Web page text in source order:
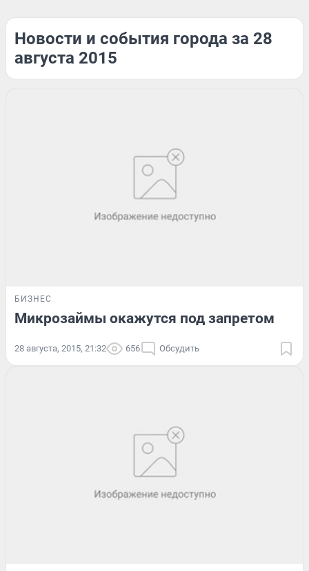
Новости и события города за 28
августа 2015
БИЗНЕС
Микрозаймы окажутся под запретом
28 августа, 2015, 21:32 656 Обсудить